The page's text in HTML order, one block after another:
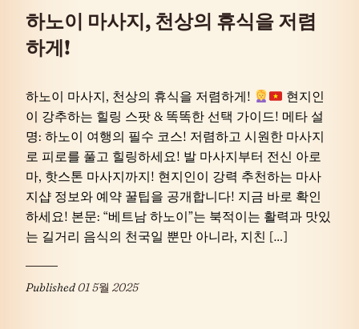
하노이 마사지, 천상의 휴식을 저렴
하게!
하노이 마사지, 천상의 휴식을 저렴하게!
현지인
이 강추하는 힐링 스팟 & 똑똑한 선택 가이드! 메타 설
명: 하노이 여행의 필수 코스! 저렴하고 시원한 마사지
로 피로를 풀고 힐링하세요! 발 마사지부터 전신 아로
마, 핫스톤 마사지까지! 현지인이 강력 추천하는 마사
지샵 정보와 예약 꿀팁을 공개합니다! 지금 바로 확인
하세요! 본문: “베트남 하노이”는 북적이는 활력과 맛있
는 길거리 음식의 천국일 뿐만 아니라, 지친 […]
Published01 5월 2025